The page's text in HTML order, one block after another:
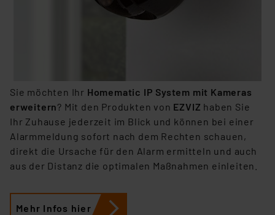
Sie möchten Ihr Homematic IP System mit Kameras
erweitern? Mit den Produkten von EZVIZ haben Sie
Ihr Zuhause jederzeit im Blick und können bei einer
Alarmmeldung sofort nach dem Rechten schauen,
direkt die Ursache für den Alarm ermitteln und auch
aus der Distanz die optimalen Maßnahmen einleiten.
Mehr Infos hier